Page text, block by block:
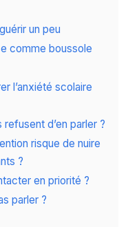
un peu
comme boussole
l’anxiété scolaire
d’en parler ?
risque de nuire
?
en priorité ?
parler ?